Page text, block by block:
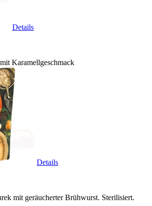
Details
Karamellgeschmack
Details
mit geräucherter Brühwurst. Sterilisiert.